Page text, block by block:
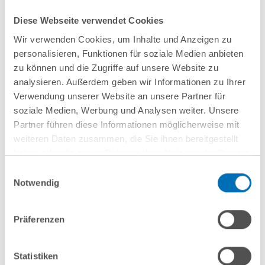
Diese Webseite verwendet Cookies
Wir verwenden Cookies, um Inhalte und Anzeigen zu
personalisieren, Funktionen für soziale Medien anbieten
zu können und die Zugriffe auf unsere Website zu
analysieren. Außerdem geben wir Informationen zu Ihrer
Verwendung unserer Website an unsere Partner für
soziale Medien, Werbung und Analysen weiter. Unsere
Partner führen diese Informationen möglicherweise mit
weiteren Daten zusammen, die Sie ihnen bereitgestellt
haben oder die sie im Rahmen Ihrer Nutzung der Dienste
Cookies, wenn Sie unsere Webseite weiterhin nutzen.
Hinweis auf die Verarbeitung Ihrer personenbezogenen
Indem Sie auf „Cookies
akzeptieren“ klicken, willigen Sie zugleich gem. Art. 49 Abs. 1
verarbeitet werden. Die USA werden derzeit vom Europäischen
Notwendig
Präferenzen
Statistiken